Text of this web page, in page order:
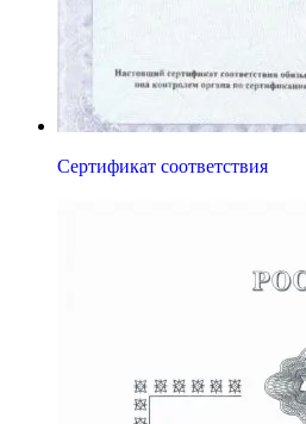
Сертификат соответствия